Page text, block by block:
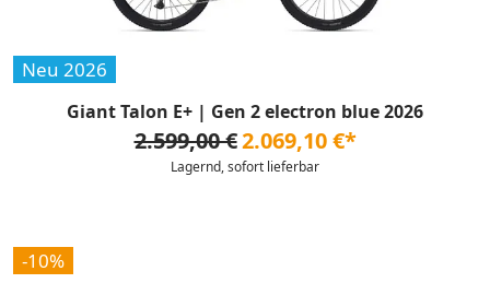
Neu 2026
Giant Talon E+ | Gen 2 electron blue 2026
2.599,00 €2.069,10 €*
Lagernd, sofort lieferbar
-10%